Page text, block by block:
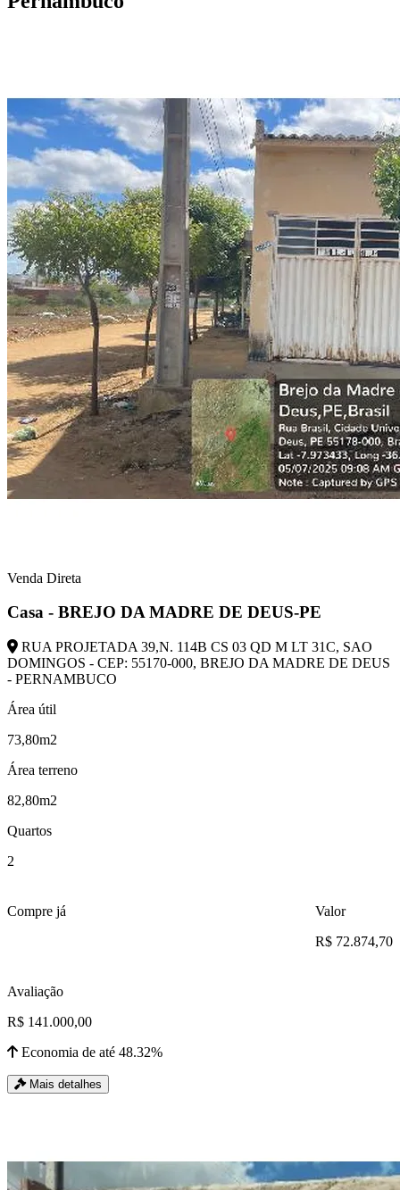
Venda Direta
Casa - BREJO DA MADRE DE DEUS-PE
RUA PROJETADA 39,N. 114B CS 03 QD M LT 31C, SAO
DOMINGOS - CEP: 55170-000, BREJO DA MADRE DE DEUS
- PERNAMBUCO
Área útil
73,80m2
Área terreno
82,80m2
Quartos
2
Compre já
Valor
R$ 72.874,70
Avaliação
R$ 141.000,00
Economia de até 48.32%
Mais detalhes